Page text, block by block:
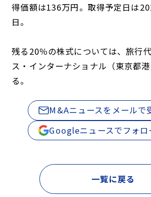
得価額は136万円。取得予定日は
日。
残る20％の株式については、旅行
ス・インターナショナル（東京都
る。
M&Aニュースをメールで
Googleニュースでフォロ
一覧に戻る